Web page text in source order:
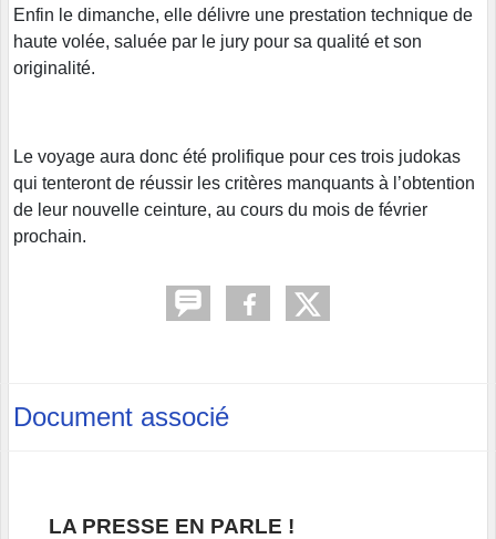
Enfin le dimanche, elle délivre une prestation technique de
haute volée, saluée par le jury pour sa qualité et son
originalité.
Le voyage aura donc été prolifique pour ces trois judokas
qui tenteront de réussir les critères manquants à l’obtention
de leur nouvelle ceinture, au cours du mois de février
prochain.
Document associé
LA PRESSE EN PARLE !